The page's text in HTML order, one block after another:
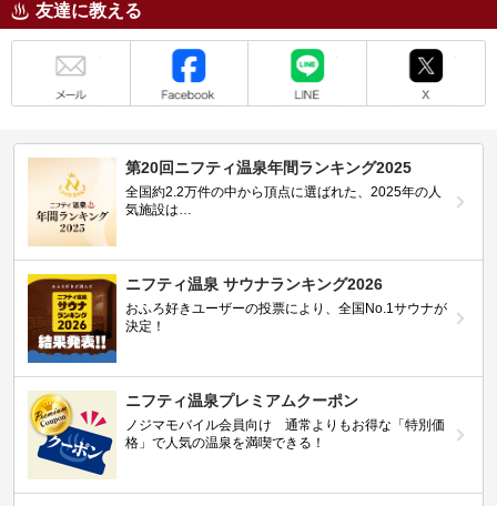
友達に教える
第20回ニフティ温泉年間ランキング2025
全国約2.2万件の中から頂点に選ばれた、2025年の人
気施設は…
ニフティ温泉 サウナランキング2026
おふろ好きユーザーの投票により、全国No.1サウナが
決定！
ニフティ温泉プレミアムクーポン
ノジマモバイル会員向け 通常よりもお得な「特別価
格」で人気の温泉を満喫できる！